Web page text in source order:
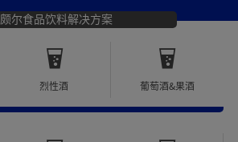
颇尔食品饮料解决方案
烈性酒 葡萄酒&果酒